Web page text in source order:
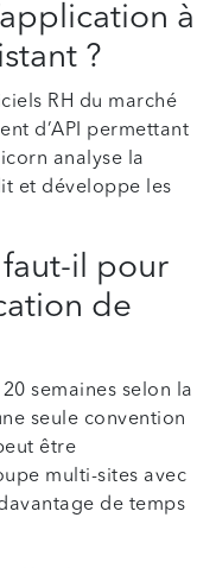
à
?
RH du marché
d’API permettant
analyse la
et développe les
il pour
de
semaines selon la
seule convention
être
multi-sites avec
de temps